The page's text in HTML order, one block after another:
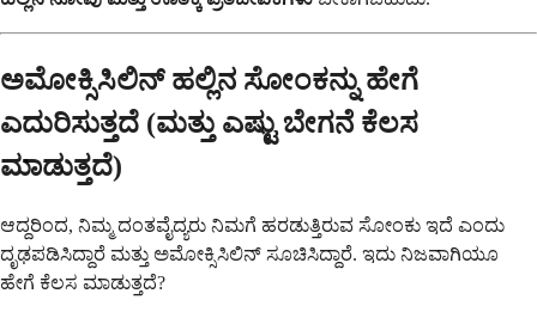
ಅಮೋಕ್ಸಿಸಿಲಿನ್ ಹಲ್ಲಿನ ಸೋಂಕನ್ನು ಹೇಗೆ
ಎದುರಿಸುತ್ತದೆ (ಮತ್ತು ಎಷ್ಟು ಬೇಗನೆ ಕೆಲಸ
ಮಾಡುತ್ತದೆ)
ಆದ್ದರಿಂದ, ನಿಮ್ಮ ದಂತವೈದ್ಯರು ನಿಮಗೆ ಹರಡುತ್ತಿರುವ ಸೋಂಕು ಇದೆ ಎಂದು
ದೃಢಪಡಿಸಿದ್ದಾರೆ ಮತ್ತು ಅಮೋಕ್ಸಿಸಿಲಿನ್ ಸೂಚಿಸಿದ್ದಾರೆ. ಇದು ನಿಜವಾಗಿಯೂ
ಹೇಗೆ ಕೆಲಸ ಮಾಡುತ್ತದೆ?